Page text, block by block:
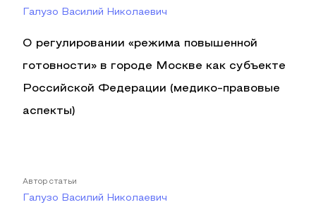
Галузо Василий Николаевич
О регулировании «режима повышенной
готовности» в городе Москве как субъекте
Российской Федерации (медико-правовые
аспекты)
Автор статьи
Галузо Василий Николаевич